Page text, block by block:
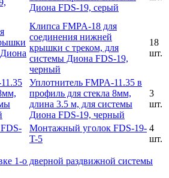
Диона FDS-19, серый
Клипса FMPA-18 для
соединения нижней
крышки с треком, для
системы Диона FDS-19,
черный
18
шт.
Уплотнитель FMPA-11.35 в
профиль для стекла 8мм,
длина 3.5 м, для системы
Диона FDS-19, черный
3
шт.
Монтажный уголок FDS-19-
T-5
4
шт.
1-о дверной раздвижной системы